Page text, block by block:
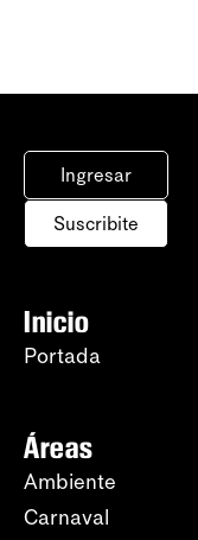
Ingresar
Suscribite
Inicio
Portada
Áreas
Ambiente
Carnaval